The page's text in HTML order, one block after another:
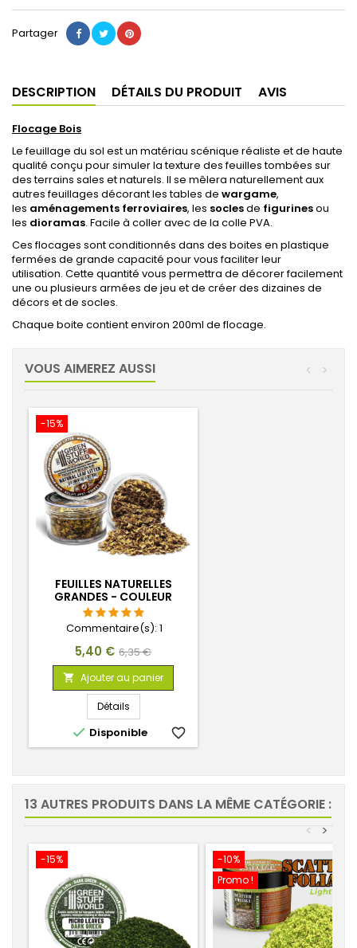
Partager
DESCRIPTION DÉTAILS DU PRODUIT AVIS
Flocage Bois
Le feuillage du sol est un matériau scénique réaliste et de haute
qualité conçu pour simuler la texture des feuilles tombées sur
des terrains sales et naturels. Il se mêlera naturellement aux
autres feuillages décorant les tables de wargame,
les aménagements ferroviaires, les soclesde figurinesou
les dioramas. Facile à coller avec de la colle PVA.
Ces flocages sont conditionnés dans des boites en plastique
fermées de grande capacité pour vous faciliter leur
utilisation. Cette quantité vous permettra de décorer facilement
une ou plusieurs armées de jeu et de créer des dizaines de
décors et de socles.
Chaque boite contient environ 200ml de flocage.
VOUS AIMEREZ AUSSI >
<
-15%
FEUILLES NATURELLES
GRANDES - COULEUR
NATUREL
Commentaire(s): 1
Prix
5,40 € Prix
de
base
6,35 €
 Ajouter au panier
Détails
 Disponible favorite_border
13 AUTRES PRODUITS DANS LA MÊME CATÉGORIE :
>
<
-15%
-10%
Promo !